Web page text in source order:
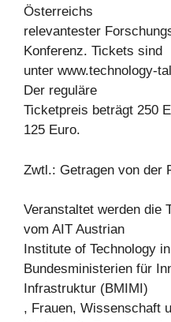
Österreichs
relevantester
Konferenz. Tickets sind
unter www.technology-
Der reguläre
Ticketpreis beträgt 250
125 Euro.
Zwtl.: Getragen von der
Veranstaltet werden die
vom AIT Austrian
Institute of Technology
Bundesministerien für
Infrastruktur (BMIMI)
, Frauen, Wissenschaft